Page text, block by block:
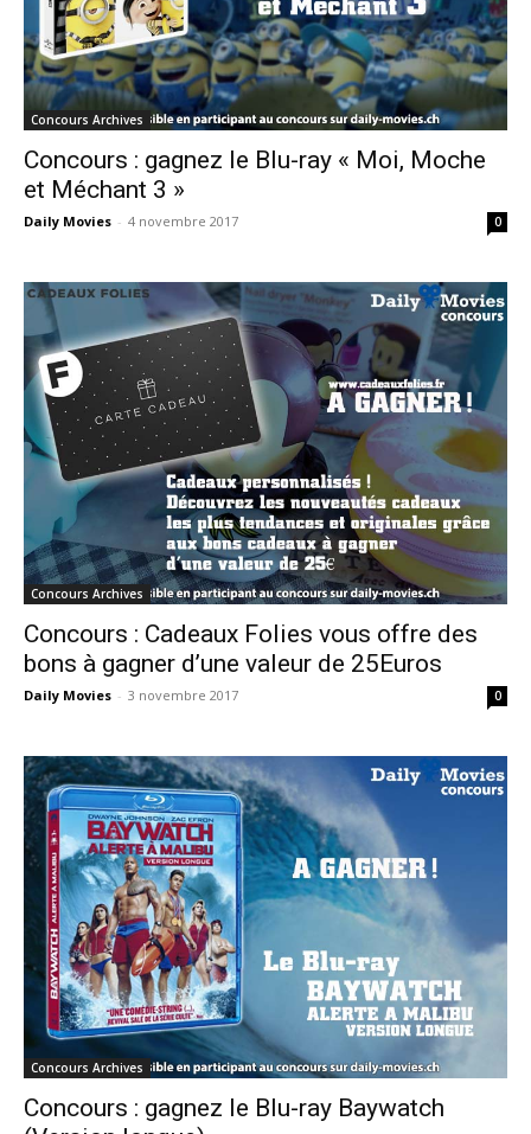
Concours Archives
Concours : gagnez le Blu-ray « Moi, Moche
et Méchant 3 »
Daily Movies - 4 novembre 2017 0
Concours Archives
Concours : Cadeaux Folies vous offre des
bons à gagner d’une valeur de 25Euros
Daily Movies - 3 novembre 2017 0
Concours Archives
Concours : gagnez le Blu-ray Baywatch